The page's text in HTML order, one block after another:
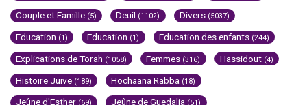
Couple et Famille (5) Deuil (1102) Divers (5037)
Education (1) Education (1) Education des enfants (244)
Explications de Torah (1058) Femmes (316) Hassidout (4)
Histoire Juive (189) Hochaana Rabba (18)
Jeûne d'Esther (69) Jeûne de Guedalia (51)